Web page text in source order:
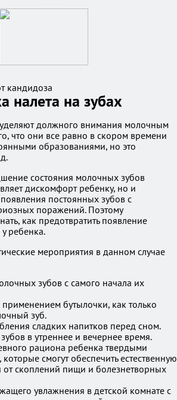
кандидоза
налета на зубах
должного внимания молочным
что они все равно в скором времени
образованиями, но это
состояния молочных зубов
дискомфорт ребенку, но и
постоянных зубов с
поражений. Поэтому
как предотвратить появление
ребенка.
мероприятия в данном случае
зубов с самого начала их
бутылочки, как только
зуб.
сладких напитков перед сном.
в утреннее и вечернее время.
рациона ребенка твердыми
смогут обеспечить естественную
от скоплений пищи и болезнетворных
увлажнения в детской комнате с